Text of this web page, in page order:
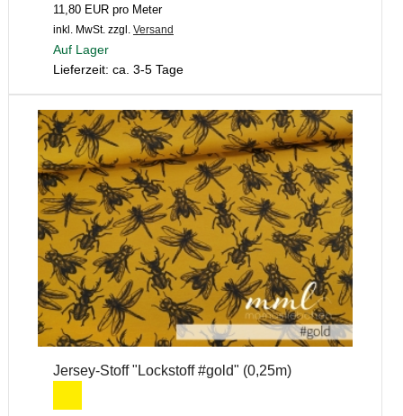
11,80 EUR pro Meter
inkl. MwSt. zzgl. Versand
Auf Lager
Lieferzeit: ca. 3-5 Tage
Jersey-Stoff "Lockstoff #gold" (0,25m)